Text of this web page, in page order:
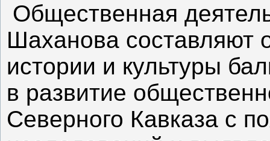
Общественная
Шаханова составляют
истории и культуры
в развитие
Северного Кавказа с